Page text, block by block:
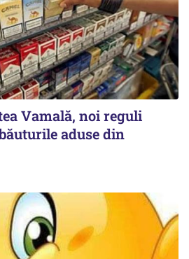
Vamală, noi reguli
aduse din